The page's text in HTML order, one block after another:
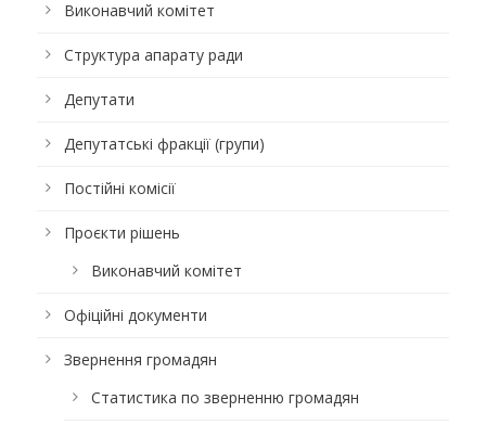
Виконавчий комітет
Структура апарату ради
Депутати
Депутатські фракції (групи)
Постійні комісії
Проєкти рішень
Виконавчий комітет
Офіційні документи
Звернення громадян
Статистика по зверненню громадян